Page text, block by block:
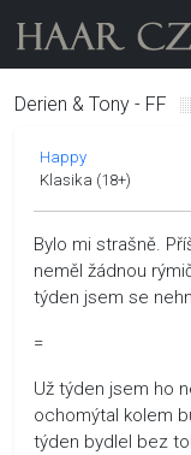
Derien & Tony - FF
Happy
Klasika (18+)
Bylo mi strašně.
neměl žádnou
týden jsem se
=
Už týden jsem ho
ochomýtal kolem
týden bydlel bez